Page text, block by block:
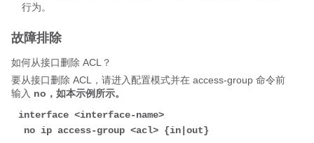
行为。
故障排除
如何从接口删除 ACL？
要从接口删除 ACL，请进入配置模式并在 access-group 命令前
输入 no，如本示例所示。
interface <interface-name>
no ip access-group <acl> {in|out}